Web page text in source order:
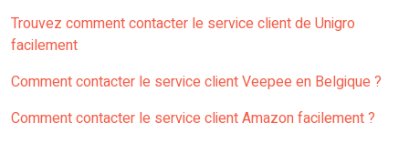
Trouvez comment contacter le service client de Unigro
facilement
Comment contacter le service client Veepee en Belgique ?
Comment contacter le service client Amazon facilement ?